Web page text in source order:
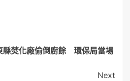
縣焚化廠偷倒廚餘 環保局當場
Next